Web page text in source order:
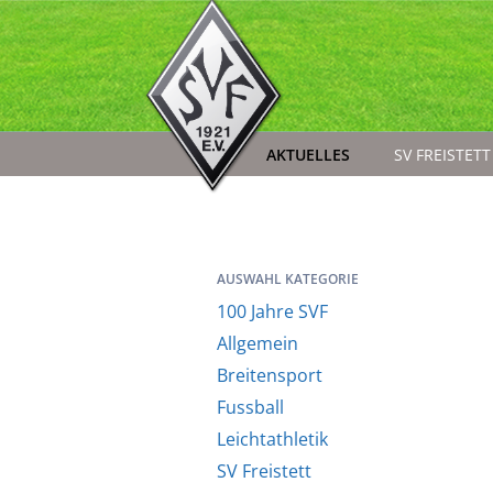
AKTUELLES SV FREISTETT
AUSWAHL KATEGORIE
100 Jahre SVF
Allgemein
Breitensport
Fussball
Leichtathletik
SV Freistett